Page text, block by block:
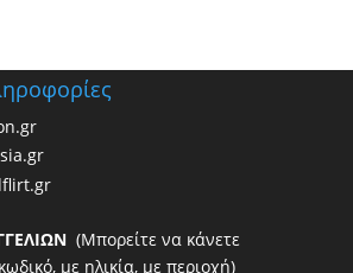
(Μπορείτε να κάνετε
με ηλικία, με περιοχή)